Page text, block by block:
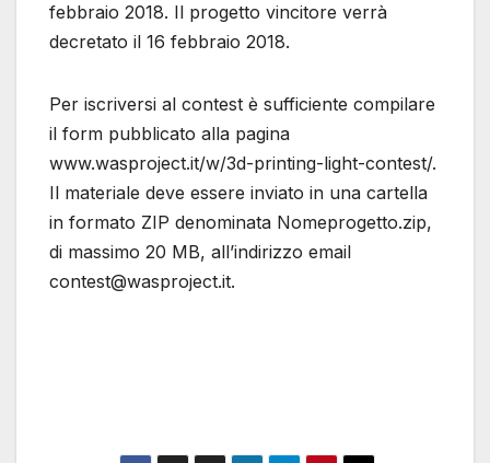
febbraio 2018. Il progetto vincitore verrà
decretato il 16 febbraio 2018.
Per iscriversi al contest è sufficiente compilare
il form pubblicato alla pagina
www.wasproject.it/w/3d-printing-light-contest/.
Il materiale deve essere inviato in una cartella
in formato ZIP denominata Nomeprogetto.zip,
di massimo 20 MB, all’indirizzo email
contest@wasproject.it.